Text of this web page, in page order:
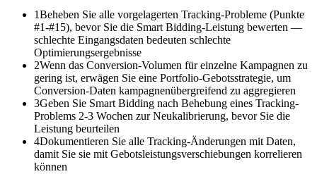
1Beheben Sie alle vorgelagerten Tracking-Probleme (Punkte
#1-#15), bevor Sie die Smart Bidding-Leistung bewerten —
schlechte Eingangsdaten bedeuten schlechte
Optimierungsergebnisse
2Wenn das Conversion-Volumen für einzelne Kampagnen zu
gering ist, erwägen Sie eine Portfolio-Gebotsstrategie, um
Conversion-Daten kampagnenübergreifend zu aggregieren
3Geben Sie Smart Bidding nach Behebung eines Tracking-
Problems 2-3 Wochen zur Neukalibrierung, bevor Sie die
Leistung beurteilen
4Dokumentieren Sie alle Tracking-Änderungen mit Daten,
damit Sie sie mit Gebotsleistungsverschiebungen korrelieren
können